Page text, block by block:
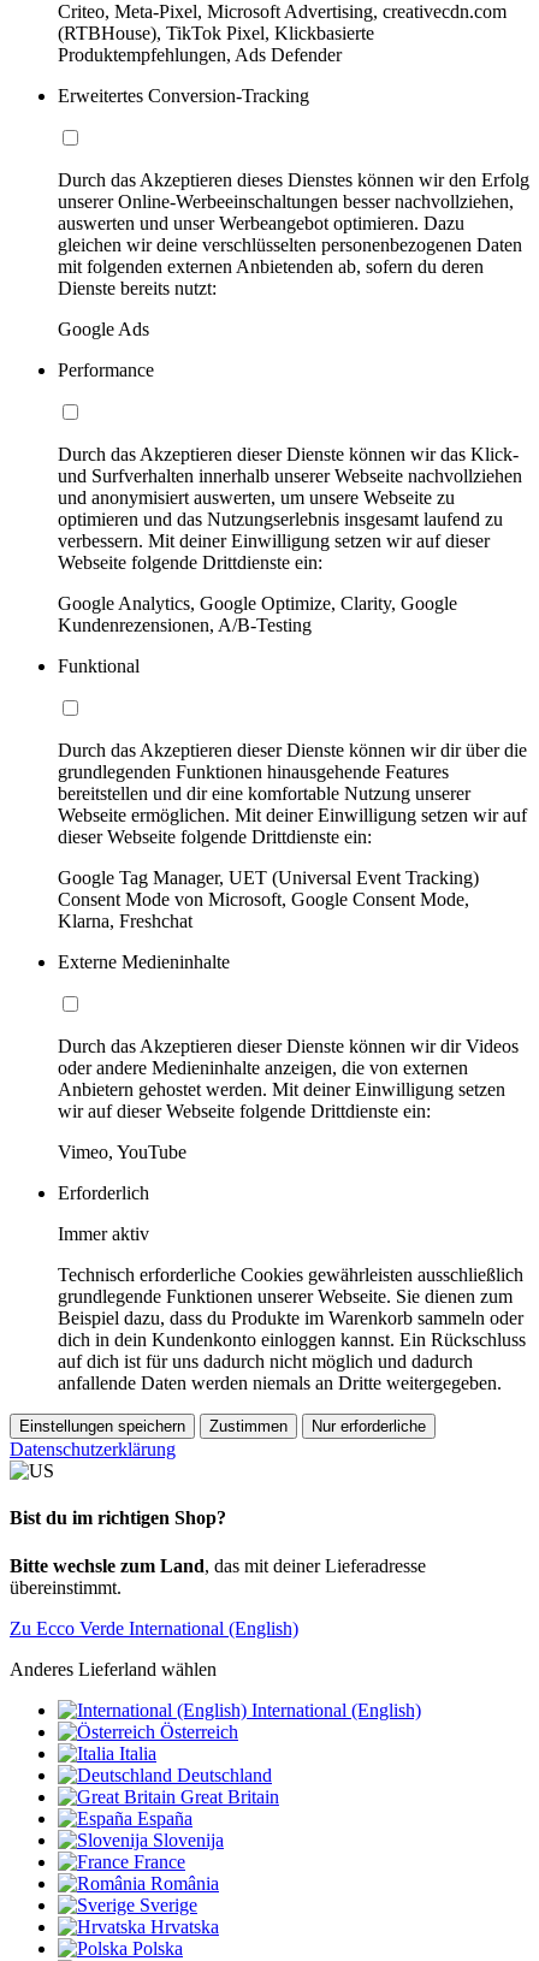
Criteo, Meta-Pixel, Microsoft Advertising, creativecdn.com
(RTBHouse), TikTok Pixel, Klickbasierte
Produktempfehlungen, Ads Defender
Erweitertes Conversion-Tracking
Durch das Akzeptieren dieses Dienstes können wir den Erfolg
unserer Online-Werbeeinschaltungen besser nachvollziehen,
auswerten und unser Werbeangebot optimieren. Dazu
gleichen wir deine verschlüsselten personenbezogenen Daten
mit folgenden externen Anbietenden ab, sofern du deren
Dienste bereits nutzt:
Google Ads
Performance
Durch das Akzeptieren dieser Dienste können wir das Klick-
und Surfverhalten innerhalb unserer Webseite nachvollziehen
und anonymisiert auswerten, um unsere Webseite zu
optimieren und das Nutzungserlebnis insgesamt laufend zu
verbessern. Mit deiner Einwilligung setzen wir auf dieser
Webseite folgende Drittdienste ein:
Google Analytics, Google Optimize, Clarity, Google
Kundenrezensionen, A/B-Testing
Funktional
Durch das Akzeptieren dieser Dienste können wir dir über die
grundlegenden Funktionen hinausgehende Features
bereitstellen und dir eine komfortable Nutzung unserer
Webseite ermöglichen. Mit deiner Einwilligung setzen wir auf
dieser Webseite folgende Drittdienste ein:
Google Tag Manager, UET (Universal Event Tracking)
Consent Mode von Microsoft, Google Consent Mode,
Klarna, Freshchat
Externe Medieninhalte
Durch das Akzeptieren dieser Dienste können wir dir Videos
oder andere Medieninhalte anzeigen, die von externen
Anbietern gehostet werden. Mit deiner Einwilligung setzen
wir auf dieser Webseite folgende Drittdienste ein:
Vimeo, YouTube
Erforderlich
Immer aktiv
Technisch erforderliche Cookies gewährleisten ausschließlich
grundlegende Funktionen unserer Webseite. Sie dienen zum
Beispiel dazu, dass du Produkte im Warenkorb sammeln oder
dich in dein Kundenkonto einloggen kannst. Ein Rückschluss
auf dich ist für uns dadurch nicht möglich und dadurch
anfallende Daten werden niemals an Dritte weitergegeben.
Einstellungen speichern Zustimmen Nur erforderliche
Datenschutzerklärung
Bist du im richtigen Shop?
Bitte wechsle zum Land, das mit deiner Lieferadresse
übereinstimmt.
Zu Ecco Verde International (English)
Anderes Lieferland wählen
International (English)
Österreich
Italia
Deutschland
Great Britain
España
Slovenija
France
România
Sverige
Hrvatska
Polska